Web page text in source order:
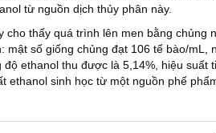
từ nguồn dịch thủy phân này.
cho thấy quá trình lên men bằng chủng
mật số giống chủng đạt 106 tế bào/mL,
độ ethanol thu được là 5,14%, hiệu
ethanol sinh học từ một nguồn phế